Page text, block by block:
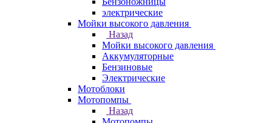
электрические
Мойки высокого давления
Назад
Мойки высокого давления
Аккумуляторные
Бензиновые
Электрические
Мотоблоки
Мотопомпы
Назад